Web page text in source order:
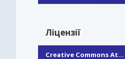
Ліцензії
Creative Commons At...